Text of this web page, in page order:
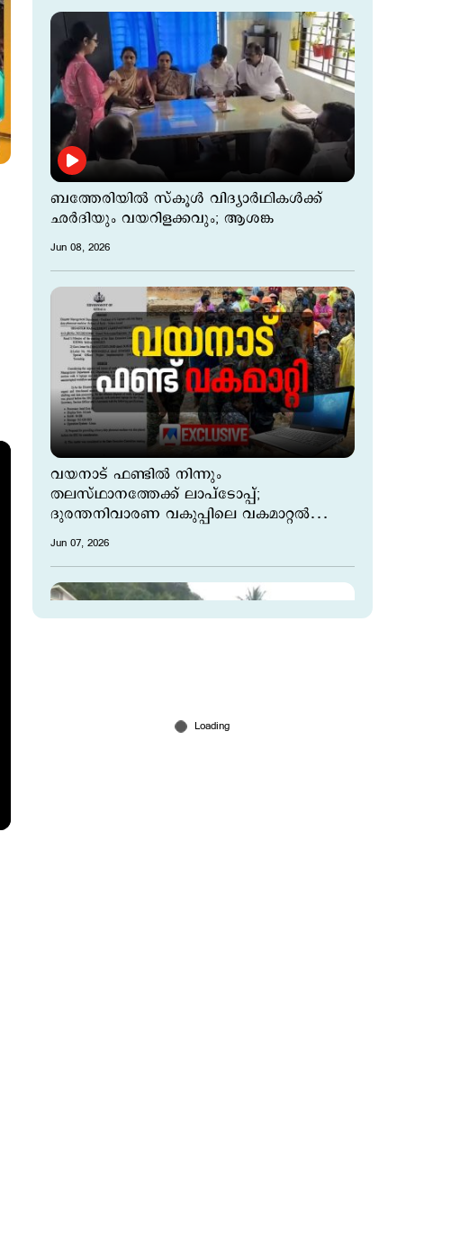
ബത്തേരിയിൽ സ്കൂൾ വിദ്യാർഥികൾക്ക്
ഛര്‍ദിയും വയറിളക്കവും; ആശങ്ക
Jun 08, 2026
വയനാട് ഫണ്ടിൽ നിന്നും
തലസ്ഥാനത്തേക്ക് ലാപ്ടോപ്പ്;
ദുരന്തനിവാരണ വകുപ്പിലെ വകമാറ്റൽ
Jun 07, 2026